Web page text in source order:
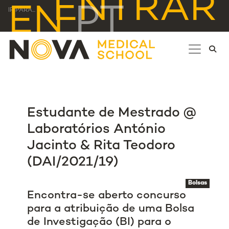
IR PARA... ENTRAR
EN PT
Estudante de Mestrado @
Laboratórios António
Jacinto & Rita Teodoro
(DAI/2021/19)
Bolsas
Encontra-se aberto concurso
para a atribuição de uma Bolsa
de Investigação (BI) para o